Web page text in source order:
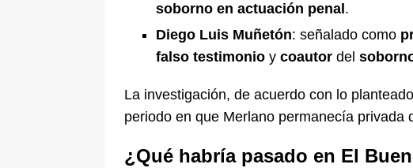
soborno en actuación penal .
Diego Luis Muñetón: señalado como
falso testimonio y coautor del
La investigación, de acuerdo con lo
periodo en que Merlano permanecía privada
¿Qué habría pasado en El